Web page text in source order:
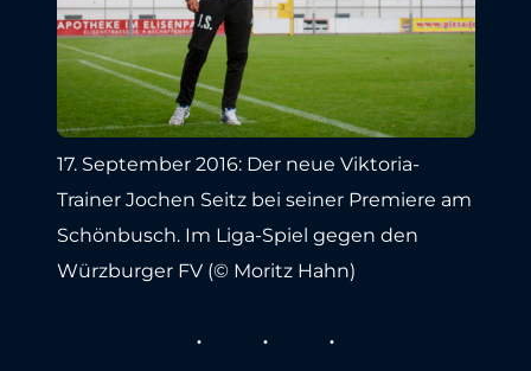
17. September 2016: Der neue Viktoria-
Trainer Jochen Seitz bei seiner Premiere am
Schönbusch. Im Liga-Spiel gegen den
Würzburger FV (© Moritz Hahn)